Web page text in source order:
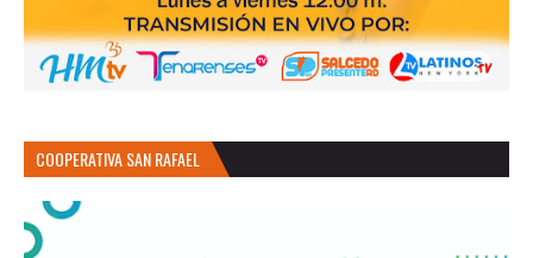
COOPERATIVA SAN RAFAEL